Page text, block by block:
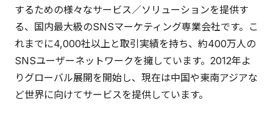
するための様々なサービス／ソリューションを提供す
る、国内最大級のSNSマーケティング専業会社です。こ
れまでに4,000社以上と取引実績を持ち、約400万人の
SNSユーザーネットワークを擁しています。2012年よ
りグローバル展開を開始し、現在は中国や東南アジアな
ど世界に向けてサービスを提供しています。